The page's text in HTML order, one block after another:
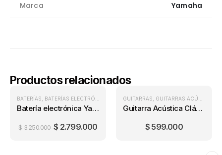
Marca Yamaha
Productos relacionados
BATERÍAS BATERÍAS ELECTRÓNICAS
Batería electrónica Yamaha DTX402K + PA 3C
$3.250.000 $ 2.799.000
GUITARRAS GUITARRAS ACÚSTICAS
Guitarra Acústica Clásica Yamaha C-40 Natural
$ 599.000